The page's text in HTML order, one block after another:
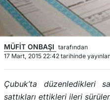
MÜFİT ONBAŞI tarafından
17 Mart, 2015 22:42 tarihinde
Çubuk’ta düzenledikleri
sattıkları ettikleri ileri